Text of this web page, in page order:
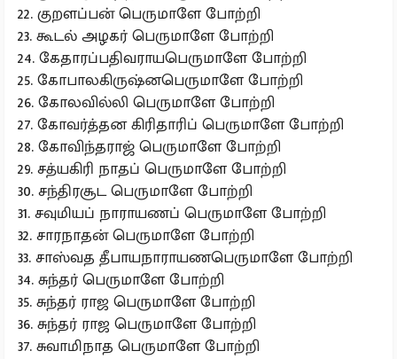
22. குறளப்பன் பெருமாளே போற்றி
23. கூடல் அழகர் பெருமாளே போற்றி
24. கேதாரப்பதிவராயபெருமாளே போற்றி
25. கோபாலகிருஷ்னபெருமாளே போற்றி
26. கோலவில்லி பெருமாளே போற்றி
27. கோவர்த்தன கிரிதாரிப் பெருமாளே போற்றி
28. கோவிந்தராஜ் பெருமாளே போற்றி
29. சத்யகிரி நாதப் பெருமாளே போற்றி
30. சந்திரசூட பெருமாளே போற்றி
31. சவுமியப் நாராயணப் பெருமாளே போற்றி
32. சாரநாதன் பெருமாளே போற்றி
33. சாஸ்வத தீபாயநாராயணபெருமாளே போற்றி
34. சுந்தர் பெருமாளே போற்றி
35. சுந்தர் ராஜ பெருமாளே போற்றி
36. சுந்தர் ராஜ பெருமாளே போற்றி
37. சுவாமிநாத பெருமாளே போற்றி